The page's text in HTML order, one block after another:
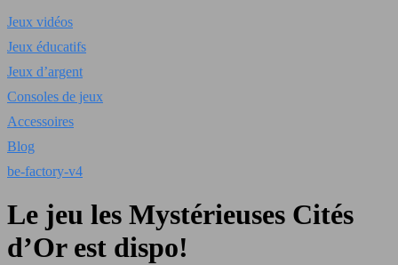
Jeux vidéos
Jeux éducatifs
Jeux d’argent
Consoles de jeux
Accessoires
Blog
be-factory-v4
Le jeu les Mystérieuses Cités
d’Or est dispo!